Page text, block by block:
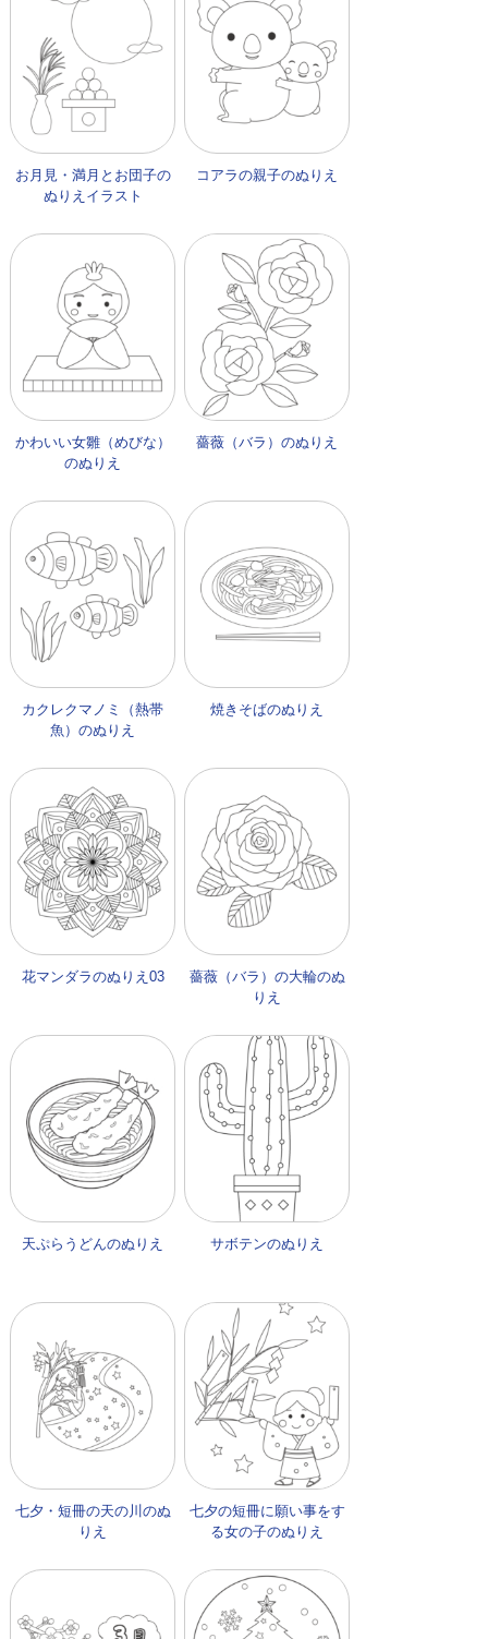
お月見・満月とお団子の
ぬりえイラスト
コアラの親子のぬりえ
かわいい女雛（めびな）
のぬりえ
薔薇（バラ）のぬりえ
カクレクマノミ（熱帯
魚）のぬりえ
焼きそばのぬりえ
花マンダラのぬりえ03
薔薇（バラ）の大輪のぬ
りえ
天ぷらうどんのぬりえ サボテンのぬりえ
七夕・短冊の天の川のぬ
りえ
七夕の短冊に願い事をす
る女の子のぬりえ